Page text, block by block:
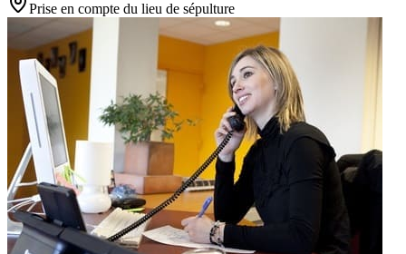
Prise en compte du lieu de sépulture